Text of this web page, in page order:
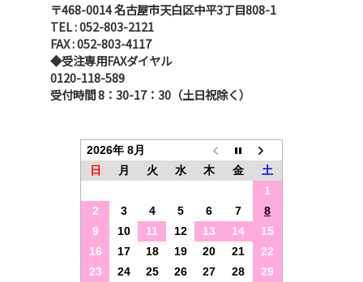
〒468-0014 名古屋市天白区中平3丁目808-1
TEL : 052-803-2121
FAX : 052-803-4117
◆受注専用FAXダイヤル
0120-118-589
受付時間 8：30-17：30（土日祝除く）
2026年 8月
日
月 火 水 木 金
土
1
2
3 4 5 6 7
8
9
10 11 12 13 14
15
16
17 18 19 20 21
22
23
24 25 26 27 28 29